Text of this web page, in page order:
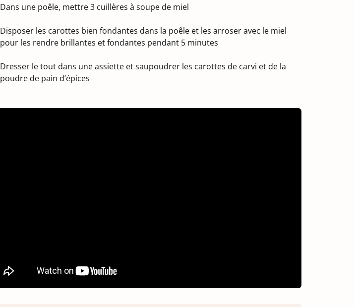
Dans une poêle, mettre 3 cuillères à soupe de miel
Disposer les carottes bien fondantes dans la poêle et les arroser avec le miel
pour les rendre brillantes et fondantes pendant 5 minutes
Dresser le tout dans une assiette et saupoudrer les carottes de carvi et de la
poudre de pain d’épices